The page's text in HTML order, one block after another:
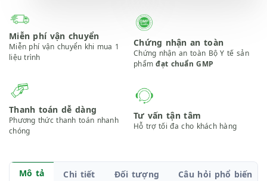
Miễn phí vận chuyển
Miễn phí vận chuyển khi mua 1
liệu trình
Chứng nhận an toàn
Chứng nhận an toàn Bộ Y tế sản
phẩmđạt chuẩn GMP
Thanh toán dễ dàng
Phương thức thanh toán nhanh
chóng
Tư vấn tận tâm
Hỗ trợ tối đa cho khách hàng
Mô tả Chi tiết Đối tượng Câu hỏi phổ biến